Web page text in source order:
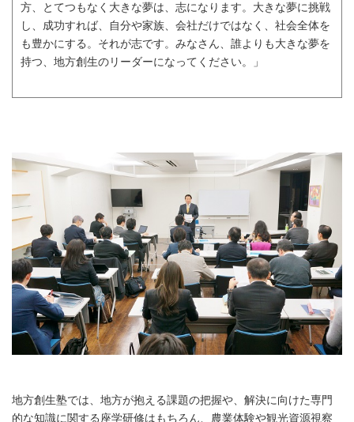
方、とてつもなく大きな夢は、志になります。大きな夢に挑戦
し、成功すれば、自分や家族、会社だけではなく、社会全体を
も豊かにする。それが志です。みなさん、誰よりも大きな夢を
持つ、地方創生のリーダーになってください。」
地方創生塾では、地方が抱える課題の把握や、解決に向けた専門
的な知識に関する座学研修はもちろん、農業体験や観光資源視察